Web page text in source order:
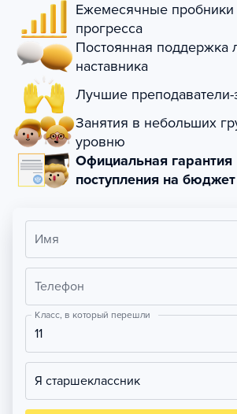
Ежемесячные пробники
прогресса
Постоянная поддержка
наставника
Лучшие
Занятия в небольших
уровню
Официальная гарантия
поступления на бюджет
Имя
Телефон
Класс, в который перешли
11
Я старшеклассник